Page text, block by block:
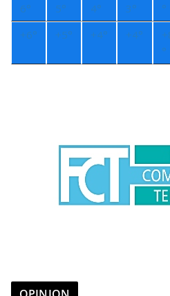
6°
5°
4°
3°
°
+6° +5° +4° +4° +
°